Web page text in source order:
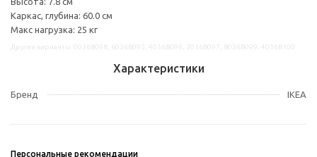
Каркас, глубина: 60.0 см
Макс нагрузка: 25 кг
Характеристики
Бренд IKEA
Персональные рекомендации